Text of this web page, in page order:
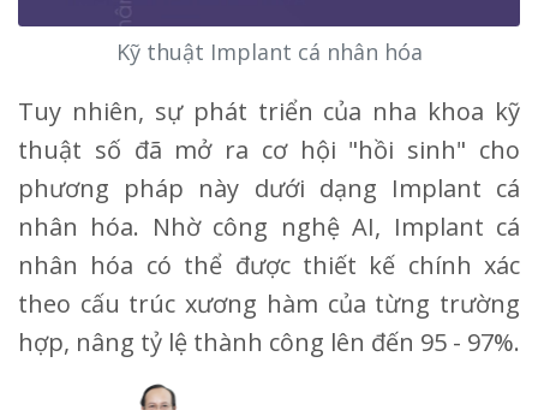
Kỹ thuật Implant cá nhân hóa
Tuy nhiên, sự phát triển của nha khoa kỹ
thuật số đã mở ra cơ hội "hồi sinh" cho
phương pháp này dưới dạng Implant cá
nhân hóa. Nhờ công nghệ AI, Implant cá
nhân hóa có thể được thiết kế chính xác
theo cấu trúc xương hàm của từng trường
hợp, nâng tỷ lệ thành công lên đến 95 - 97%.